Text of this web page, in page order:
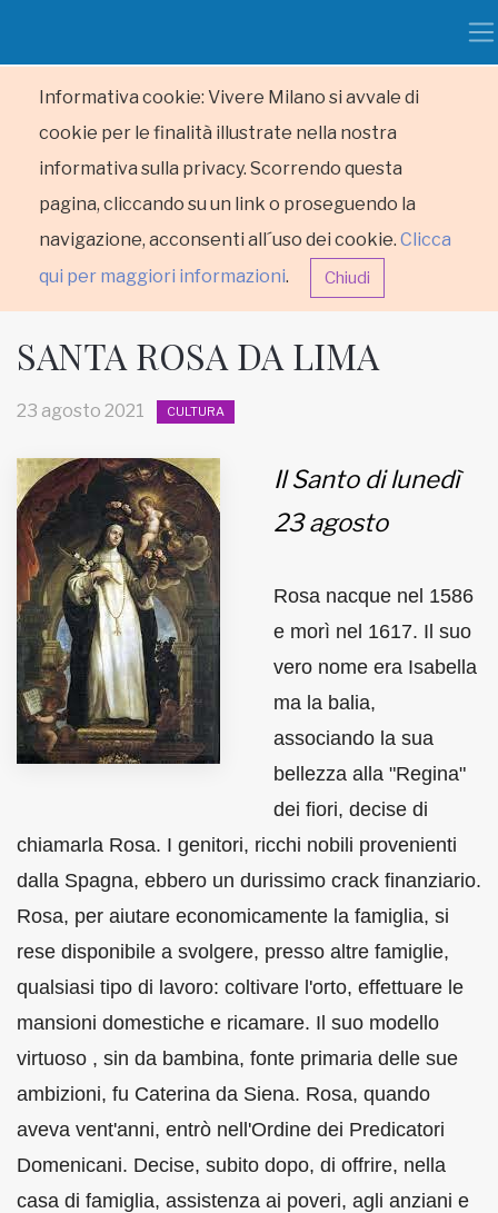
Informativa cookie: Vivere Milano si avvale di
cookie per le finalità illustrate nella nostra
informativa sulla privacy. Scorrendo questa
pagina, cliccando su un link o proseguendo la
navigazione, acconsenti all´uso dei cookie. Clicca
qui per maggiori informazioni. Chiudi
RUBRICHE
MUNICIPI
Inviateci le vostre segnalazioni
Iscriviti alla newsletter
www.viveremilano.info
Fondato e diretto da Enzo De
Imbonati, 89 20159 Milano (Italia)
Informativa sulla privacy
SANTA ROSA DA LIMA
23 agosto 2021 CULTURA
Il Santo di lunedì
23 agosto
Rosa nacque nel 1586
e morì nel 1617. Il suo
vero nome era Isabella
ma la balia,
associando la sua
bellezza alla "Regina"
dei fiori, decise di
chiamarla Rosa. I genitori, ricchi nobili provenienti
dalla Spagna, ebbero un durissimo crack finanziario.
Rosa, per aiutare economicamente la famiglia, si
rese disponibile a svolgere, presso altre famiglie,
qualsiasi tipo di lavoro: coltivare l'orto, effettuare le
mansioni domestiche e ricamare. Il suo modello
virtuoso , sin da bambina, fonte primaria delle sue
ambizioni, fu Caterina da Siena. Rosa, quando
aveva vent'anni, entrò nell'Ordine dei Predicatori
Domenicani. Decise, subito dopo, di offrire, nella
casa di famiglia, assistenza ai poveri, agli anziani e